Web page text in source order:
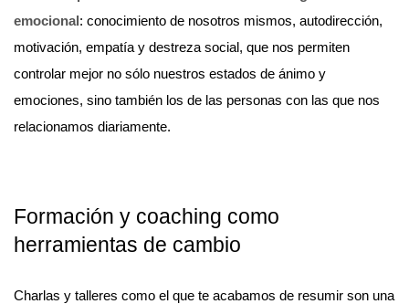
emocional: conocimiento de nosotros mismos, autodirección,
motivación, empatía y destreza social, que nos permiten
controlar mejor no sólo nuestros estados de ánimo y
emociones, sino también los de las personas con las que nos
relacionamos diariamente.
Formación y coaching como
herramientas de cambio
Charlas y talleres como el que te acabamos de resumir son una